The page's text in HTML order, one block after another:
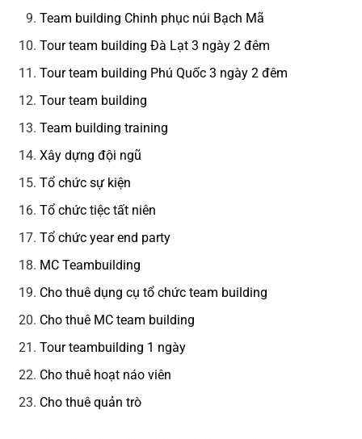
Team building Chinh phục núi Bạch Mã
Tour team building Đà Lạt 3 ngày 2 đêm
Tour team building Phú Quốc 3 ngày 2 đêm
Tour team building
Team building training
Xây dựng đội ngũ
Tổ chức sự kiện
Tổ chức tiệc tất niên
Tổ chức year end party
MC Teambuilding
Cho thuê dụng cụ tổ chức team building
Cho thuê MC team building
Tour teambuilding 1 ngày
Cho thuê hoạt náo viên
Cho thuê quản trò